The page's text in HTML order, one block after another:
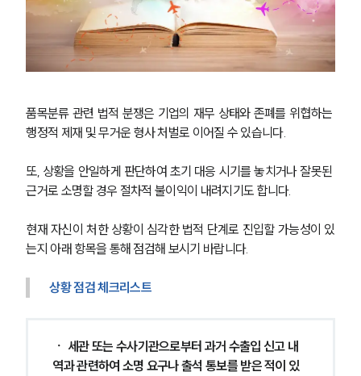
품목분류 관련 법적 분쟁은 기업의 재무 상태와 존폐를 위협하는
행정적 제재 및 무거운 형사 처벌로 이어질 수 있습니다.
또, 상황을 안일하게 판단하여 초기 대응 시기를 놓치거나 잘못된
근거로 소명할 경우 절차적 불이익이 내려지기도 합니다.
현재 자신이 처한 상황이 심각한 법적 단계로 진입할 가능성이 있
는지 아래 항목을 통해 점검해 보시기 바랍니다.
상황 점검 체크리스트
ㆍ 세관 또는 수사기관으로부터 과거 수출입 신고 내
역과 관련하여 소명 요구나 출석 통보를 받은 적이 있